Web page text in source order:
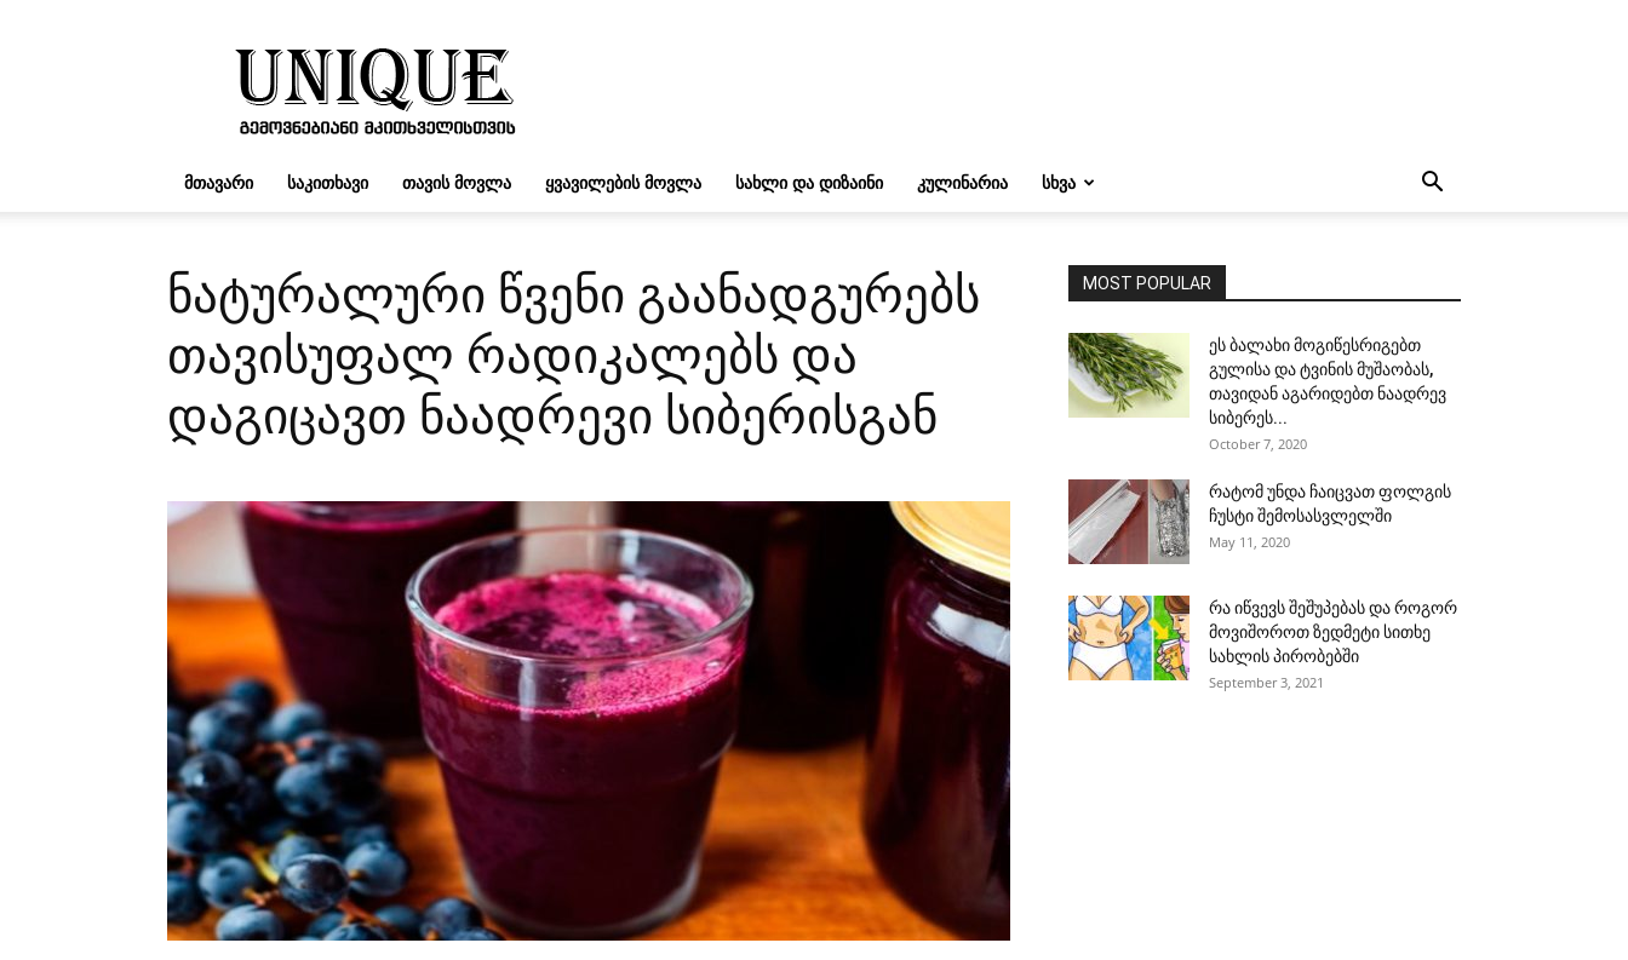
UNIQUE.GE
ᲛᲗᲐᲕᲐᲠᲘ ᲡᲐᲙᲘᲗᲮᲐᲕᲘ ᲗᲐᲕᲘᲡ ᲛᲝᲕᲚᲐ ᲧᲕᲐᲕᲘᲚᲔᲑᲘᲡ ᲛᲝᲕᲚᲐ ᲡᲐᲮᲚᲘ ᲓᲐ ᲓᲘᲖᲐᲘᲜᲘ ᲙᲣᲚᲘᲜᲐᲠᲘᲐ ᲡᲮᲕᲐ
ნატურალური წვენი გაანადგურებს
თავისუფალ რადიკალებს და
დაგიცავთ ნაადრევი სიბერისგან
MOST POPULAR
ეს ბალახი მოგიწესრიგებთ
გულისა და ტვინის მუშაობას,
თავიდან აგარიდებთ ნაადრევ
სიბერეს...
October 7, 2020
რატომ უნდა ჩაიცვათ ფოლგის
ჩუსტი შემოსასვლელში
May 11, 2020
რა იწვევს შეშუპებას და როგორ
მოვიშოროთ ზედმეტი სითხე
სახლის პირობებში
September 3, 2021